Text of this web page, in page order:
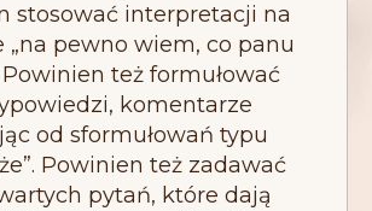
stosować interpretacji na
„na pewno wiem, co panu
Powinien też formułować
komentarze
od sformułowań typu
Powinien też zadawać
pytań, które dają